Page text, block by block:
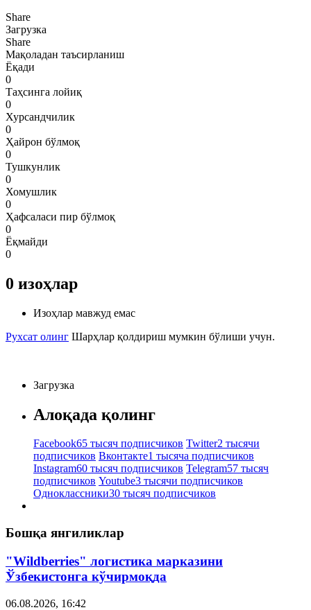
Share
Загрузка
Share
Мақоладан таъсирланиш
Ёқади
0
Таҳсинга лойиқ
0
Хурсандчилик
0
Ҳайрон бўлмоқ
0
Тушкунлик
0
Хомушлик
0
Ҳафсаласи пир бўлмоқ
0
Ёқмайди
0
0 изоҳлар
Изоҳлар мавжуд емас
Рухсат олинг Шарҳлар қолдириш мумкин бўлиши учун.
Загрузка
Алоқада қолинг
Facebook65 тысяч подписчиков Twitter2 тысячи
подписчиков Вконтакте1 тысяча подписчиков
Instagram60 тысяч подписчиков Telegram57 тысяч
подписчиков Youtube3 тысячи подписчиков
Одноклассники30 тысяч подписчиков
Бошқа янгиликлар
"Wildberries" логистика марказини
Ўзбекистонга кўчирмоқда
06.08.2026, 16:42